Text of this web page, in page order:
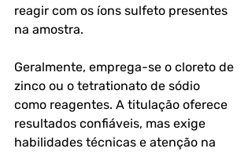
reagir com os íons sulfeto presentes
na amostra.
Geralmente, emprega-se o cloreto de
zinco ou o tetrationato de sódio
como reagentes. A titulação oferece
resultados confiáveis, mas exige
habilidades técnicas e atenção na